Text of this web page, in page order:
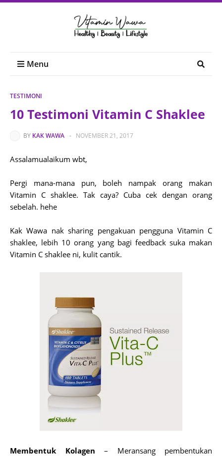
Menu
TESTIMONI
10 Testimoni Vitamin C Shaklee
BY KAK WAWA - NOVEMBER 21, 2017
Assalamualaikum wbt,
Pergi mana-mana pun, boleh nampak orang makan
Vitamin C shaklee. Tak caya? Cuba cek dengan orang
sebelah. hehe
Kak Wawa nak sharing pengakuan pengguna Vitamin C
shaklee, lebih 10 orang yang bagi feedback suka makan
Vitamin C shaklee ni, kulit cantik.
Membentuk Kolagen – Meransang pembentukan